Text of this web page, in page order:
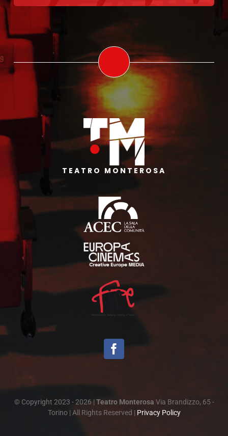
TEATRO MONTEROSA
© Copyright 2023 - 2026 |Teatro Monterosa Via Brandizzo, 65 -
Torino | All Rights Reserved | Privacy Policy